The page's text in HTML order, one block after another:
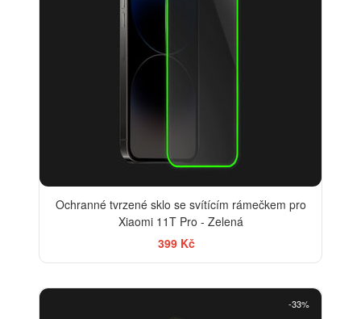
Ochranné tvrzené sklo se svítícím rámečkem pro
Xiaomi 11T Pro - Zelená
399 Kč
-33%